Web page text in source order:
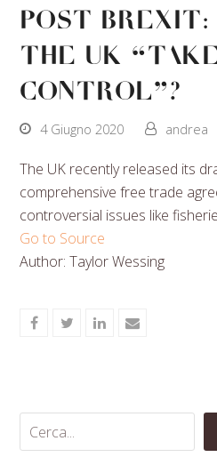
post Brexit:
the UK
control”?
4 Giugno 2020 andrea
The UK recently released its
comprehensive free trade
controversial issues like
Go to Source
Author: Taylor Wessing
ShareShareShareShare